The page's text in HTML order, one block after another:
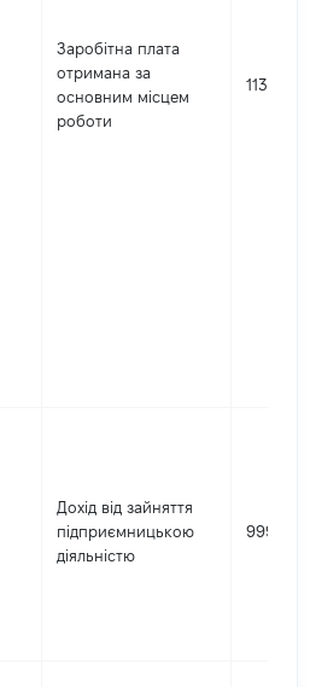
Заробітна плата
отримана за
основним місцем
роботи
1135561
Дохід від зайняття
підприємницькою
діяльністю
999550